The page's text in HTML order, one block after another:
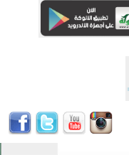
الكريم في أزناكاييف